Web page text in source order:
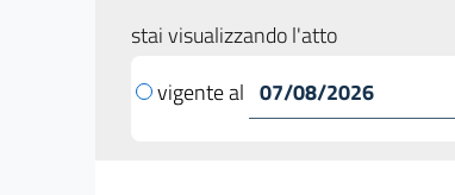
stai visualizzando l'atto
vigente al